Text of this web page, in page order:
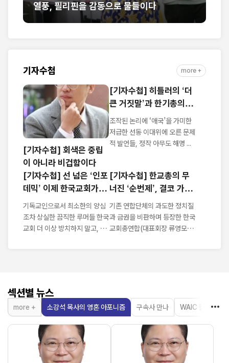
열풍, 필리핀을 감동으로 물들이다
기자수첩 more +
[기자수첩] 회색은 중립
이 아니라 비겁함이다
[기자수첩] 히틀러의 ‘더
큰 거짓말’과 한기총의
'이단 음모론'
조작된 논리에 ‘애국’을 가미한
저급한 선동 이대위에 오른 문제
적 발언들, 정작 아무도 해명 ...
[기자수첩] 선 넘은 ‘인포
데믹’ 이제 한국교회가 나
서야
기독교인으로서 최소한의 양심
조차 상실한 끔직한 루머들 한국
교회 더 이상 방치하지 말고, 악
[기자수첩] 한교총의 무
너진 ‘순번제’, 결코 가볍
지 않다
기존 연합단체의 과도한 정치질
과 금권을 비판하며 등장한 한국
교회총연합(대표회장 류영모 목
섹션별 뉴스
소강석 목사의 영혼 아포니즘 구속사 만나 WAIC 칼럼
more +